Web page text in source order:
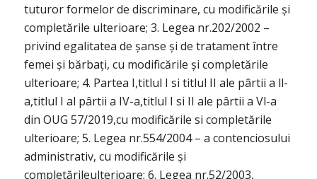
tuturor formelor de discriminare, cu modificările și
completările ulterioare; 3. Legea nr.202/2002 –
privind egalitatea de șanse și de tratament între
femei și bărbați, cu modificările și completările
ulterioare; 4. Partea I,titlul I si titlul II ale pârtii a ll-
a,titlul I al pârtii a IV-a,titlul I si II ale pârtii a Vl-a
din OUG 57/2019,cu modificările si completările
ulterioare; 5. Legea nr.554/2004 – a contenciosului
administrativ, cu modificările și
completărileulterioare; 6. Legea nr.52/2003,